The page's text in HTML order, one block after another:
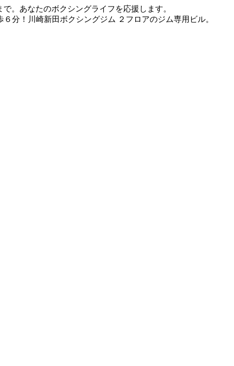
。あなたのボクシングライフを応援します。
分！川崎新田ボクシングジム ２フロアのジム専用ビル。